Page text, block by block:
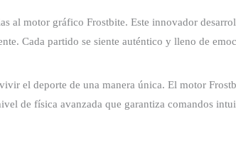
al motor gráfico Frostbite. Este innovador
Cada partido se siente auténtico y lleno de
el deporte de una manera única. El motor
de física avanzada que garantiza comandos